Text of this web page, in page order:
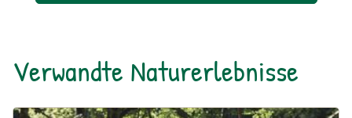
Verwandte Naturerlebnisse